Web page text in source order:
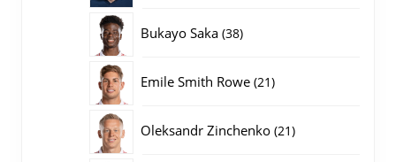
Bukayo Saka 3838
Emile Smith Rowe 2121
Oleksandr Zinchenko 2121